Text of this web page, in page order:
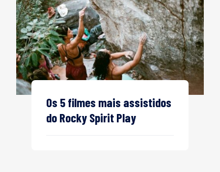
Os 5 filmes mais assistidos
do Rocky Spirit Play